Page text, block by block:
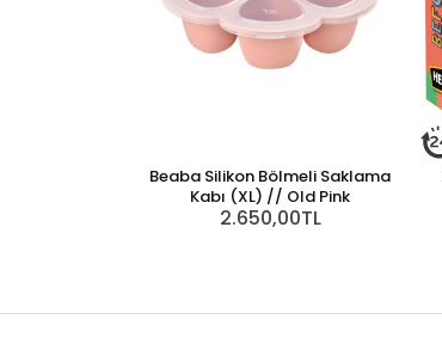
Beaba Silikon Bölmeli Saklama
Kabı (XL) // Old Pink
2.650,00TL